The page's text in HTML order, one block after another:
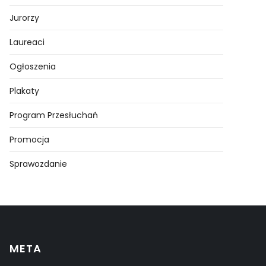
Jurorzy
Laureaci
Ogłoszenia
Plakaty
Program Przesłuchań
Promocja
Sprawozdanie
META